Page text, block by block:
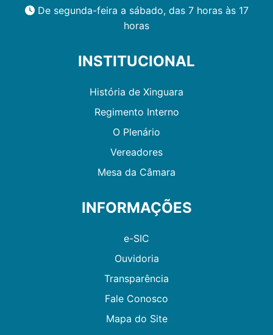
De segunda-feira a sábado, das 7 horas às 17
horas
INSTITUCIONAL
História de Xinguara
Regimento Interno
O Plenário
Vereadores
Mesa da Câmara
INFORMAÇÕES
e-SIC
Ouvidoria
Transparência
Fale Conosco
Mapa do Site